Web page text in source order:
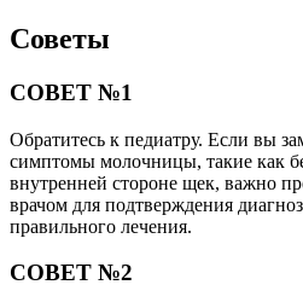
Советы
СОВЕТ №1
Обратитесь к педиатру. Если вы
симптомы молочницы, такие как
внутренней стороне щек, важно
врачом для подтверждения
правильного лечения.
СОВЕТ №2